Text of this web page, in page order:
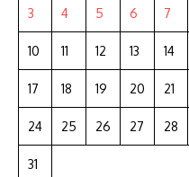
3 4 5 6 7
10 11 12 13 14
17 18 19 20 21
24 25 26 27 28
31